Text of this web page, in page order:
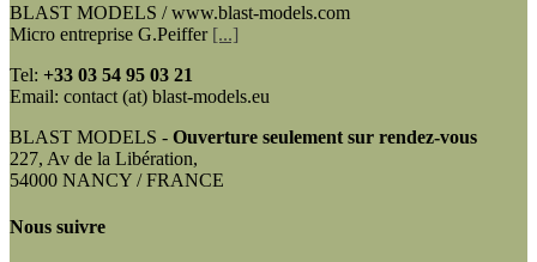
BLAST MODELS / www.blast-models.com
Micro entreprise G.Peiffer [...]
Tel: +33 03 54 95 03 21
Email: contact (at) blast-models.eu
BLAST MODELS - Ouverture seulement sur rendez-vous
227, Av de la Libération,
54000 NANCY / FRANCE
Nous suivre